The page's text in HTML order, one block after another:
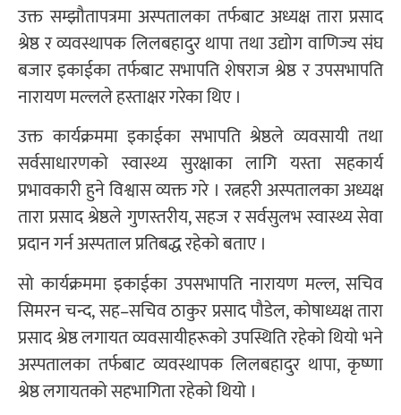
उक्त सम्झौतापत्रमा अस्पतालका तर्फबाट अध्यक्ष तारा प्रसाद
श्रेष्ठ र व्यवस्थापक लिलबहादुर थापा तथा उद्योग वाणिज्य संघ
बजार इकाईका तर्फबाट सभापति शेषराज श्रेष्ठ र उपसभापति
नारायण मल्लले हस्ताक्षर गरेका थिए ।
उक्त कार्यक्रममा इकाईका सभापति श्रेष्ठले व्यवसायी तथा
सर्वसाधारणको स्वास्थ्य सुरक्षाका लागि यस्ता सहकार्य
प्रभावकारी हुने विश्वास व्यक्त गरे । रत्नहरी अस्पतालका अध्यक्ष
तारा प्रसाद श्रेष्ठले गुणस्तरीय, सहज र सर्वसुलभ स्वास्थ्य सेवा
प्रदान गर्न अस्पताल प्रतिबद्ध रहेको बताए ।
सो कार्यक्रममा इकाईका उपसभापति नारायण मल्ल, सचिव
सिमरन चन्द, सह–सचिव ठाकुर प्रसाद पौडेल, कोषाध्यक्ष तारा
प्रसाद श्रेष्ठ लगायत व्यवसायीहरूको उपस्थिति रहेको थियो भने
अस्पतालका तर्फबाट व्यवस्थापक लिलबहादुर थापा, कृष्णा
श्रेष्ठ लगायतको सहभागिता रहेको थियो ।